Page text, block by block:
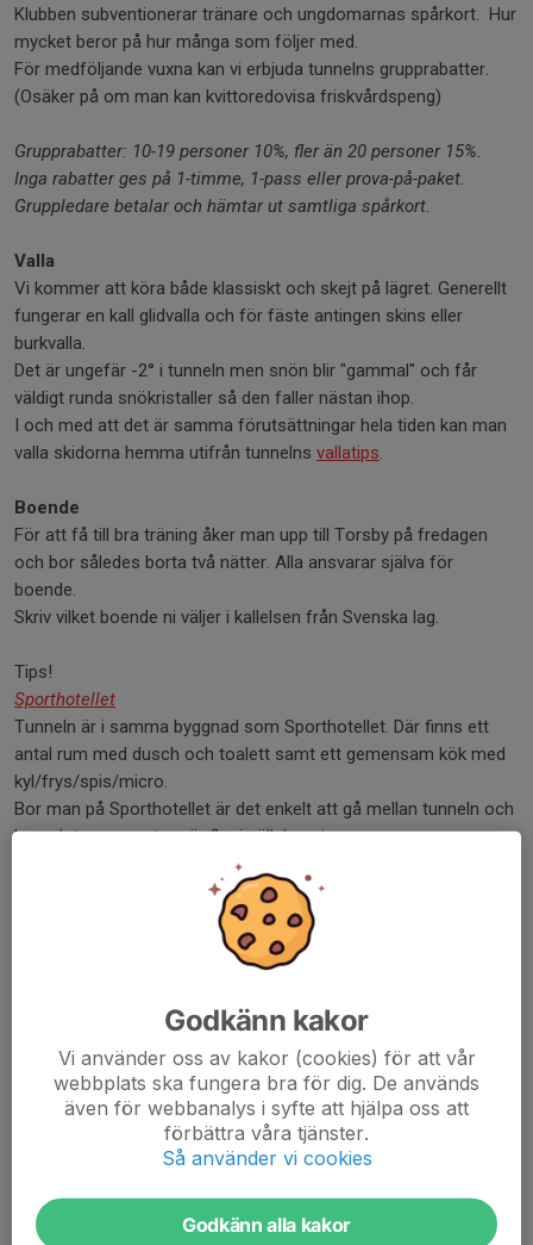
Klubben subventionerar tränare och ungdomarnas spårkort. Hur
mycket beror på hur många som följer med.
För medföljande vuxna kan vi erbjuda tunnelns grupprabatter.
(Osäker på om man kan kvittoredovisa friskvårdspeng)
Grupprabatter: 10-19 personer 10%, fler än 20 personer 15%.
Inga rabatter ges på 1-timme, 1-pass eller prova-på-paket.
Gruppledare betalar och hämtar ut samtliga spårkort.
Valla
Vi kommer att köra både klassiskt och skejt på lägret. Generellt
fungerar en kall glidvalla och för fäste antingen skins eller
burkvalla.
Det är ungefär -2° i tunneln men snön blir "gammal" och får
väldigt runda snökristaller så den faller nästan ihop.
I och med att det är samma förutsättningar hela tiden kan man
valla skidorna hemma utifrån tunnelns vallatips.
Boende
För att få till bra träning åker man upp till Torsby på fredagen
och bor således borta två nätter. Alla ansvarar själva för
boende.
Skriv vilket boende ni väljer i kallelsen från Svenska lag.
Tips!
Sporthotellet
Tunneln är i samma byggnad som Sporthotellet. Där finns ett
antal rum med dusch och toalett samt ett gemensam kök med
kyl/frys/spis/micro.
Bor man på Sporthotellet är det enkelt att gå mellan tunneln och
boendet om man t.ex. är fler i sällskapet.
Valbergsängen Sporthotell
Ungefär 1km från Tunneln finns områdets största boende. Här
finns fler boendemöjligheter men likt Sporthotellet finns det ett
gemensamt kök på vandrarhemmet.
Alla ansvarar för resan själv. För samåkning, kolla vilka som
anmält sig via kalenderinbjudan i Svenska lag.
Godkänn kakor
Vi använder oss av kakor (cookies) för att vår
webbplats ska fungera bra för dig. De används
även för webbanalys i syfte att hjälpa oss att
förbättra våra tjänster.
Så använder vi cookies
Godkänn alla kakor